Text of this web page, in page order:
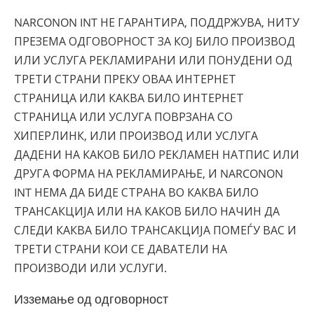
NARCONON INT НЕ ГАРАНТИРА, ПОДДРЖУВА, НИТУ
ПРЕЗЕМА ОДГОВОРНОСТ ЗА КОЈ БИЛО ПРОИЗВОД
ИЛИ УСЛУГА РЕКЛАМИРАНИ ИЛИ ПОНУДЕНИ ОД
ТРЕТИ СТРАНИ ПРЕКУ ОВАА ИНТЕРНЕТ
СТРАНИЦА ИЛИ КАКВА БИЛО ИНТЕРНЕТ
СТРАНИЦА ИЛИ УСЛУГА ПОВРЗАНА СО
ХИПЕРЛИНК, ИЛИ ПРОИЗВОД ИЛИ УСЛУГА
ДАДЕНИ НА КАКОВ БИЛО РЕКЛАМЕН НАТПИС ИЛИ
ДРУГА ФОРМА НА РЕКЛАМИРАЊЕ, И NARCONON
INT НЕМА ДА БИДЕ СТРАНА ВО КАКВА БИЛО
ТРАНСАКЦИЈА ИЛИ НА КАКОВ БИЛО НАЧИН ДА
СЛЕДИ КАКВА БИЛО ТРАНСАКЦИЈА ПОМЕЃУ ВАС И
ТРЕТИ СТРАНИ КОИ СЕ ДАВАТЕЛИ НА
ПРОИЗВОДИ ИЛИ УСЛУГИ.
Изземање од одговорност